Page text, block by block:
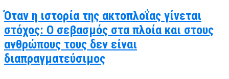
Όταν η ιστορία της ακτοπλοΐας γίνεται
στόχος: Ο σεβασμός στα πλοία και στους
ανθρώπους τους δεν είναι
διαπραγματεύσιμος